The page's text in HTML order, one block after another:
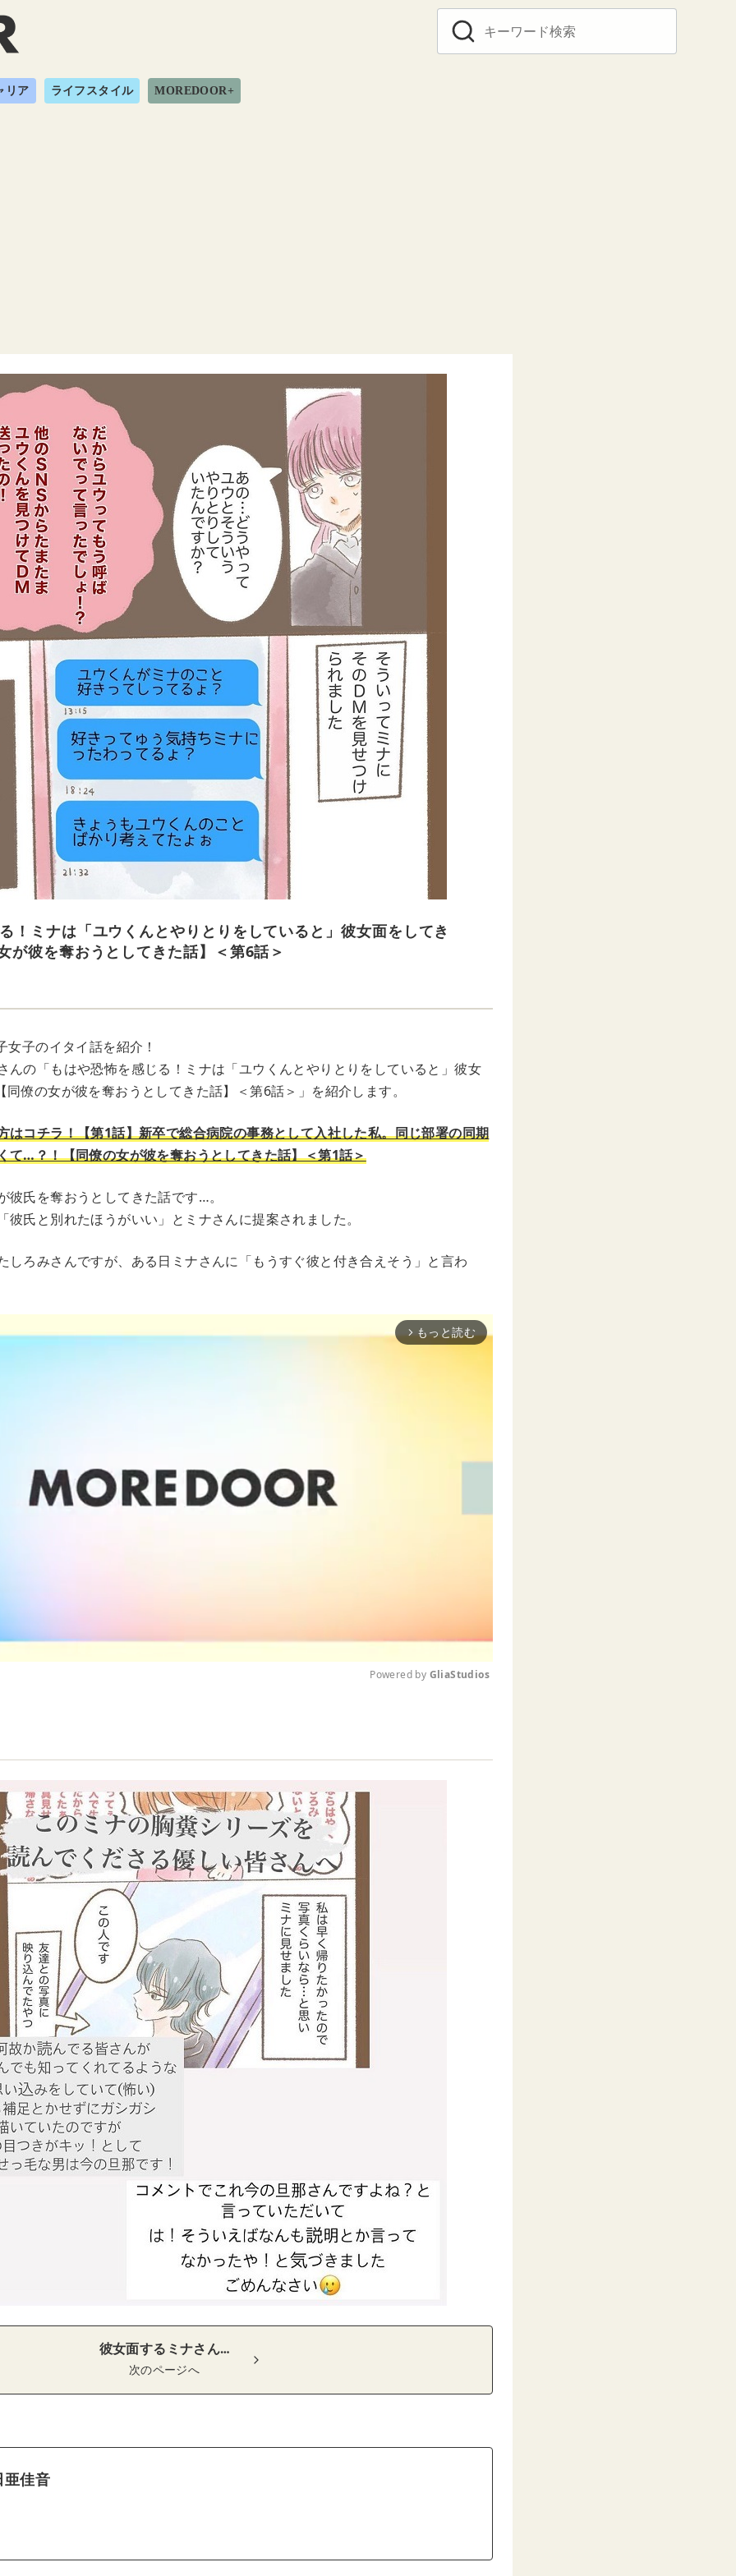
リア ライフスタイル MOREDOOR+
！ミナは「ユウくんとやりとりをしていると」彼女面をしてき
が彼を奪おうとしてきた話】＜第6話＞
女子のイタイ話を紹介！
の「もはや恐怖を感じる！ミナは「ユウくんとやりとりをしていると」彼女
僚の女が彼を奪おうとしてきた話】＜第6話＞」を紹介します。
コチラ！【第1話】新卒で総合病院の事務として入社した私。同じ部署の同期
て…？！【同僚の女が彼を奪おうとしてきた話】＜第1話＞
彼氏を奪おうとしてきた話です…。
彼氏と別れたほうがいい」とミナさんに提案されました。
しろみさんですが、ある日ミナさんに「もうすぐ彼と付き合えそう」と言わ
arrow_forward_ios もっと読む
t
Powered by GliaStudios
彼女面するミナさん…
次のページへ
亜佳音